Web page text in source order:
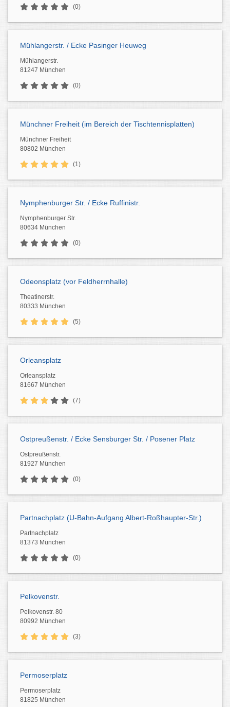
(0)
Mühlangerstr. / Ecke Pasinger Heuweg
Mühlangerstr.
81247 München
(0)
Münchner Freiheit (im Bereich der Tischtennisplatten)
Münchner Freiheit
80802 München
(1)
Nymphenburger Str. / Ecke Ruffinistr.
Nymphenburger Str.
80634 München
(0)
Odeonsplatz (vor Feldherrnhalle)
Theatinerstr.
80333 München
(5)
Orleansplatz
Orleansplatz
81667 München
(7)
Ostpreußenstr. / Ecke Sensburger Str. / Posener Platz
Ostpreußenstr.
81927 München
(0)
Partnachplatz (U-Bahn-Aufgang Albert-Roßhaupter-Str.)
Partnachplatz
81373 München
(0)
Pelkovenstr.
Pelkovenstr. 80
80992 München
(3)
Permoserplatz
Permoserplatz
81825 München